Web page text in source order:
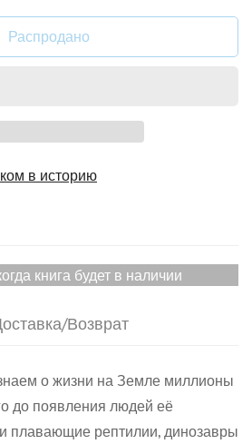
Распродано
в историю
книга будет в наличии
Возврат
о жизни на Земле миллионы
до появления людей её
плавающие рептилии, динозавры